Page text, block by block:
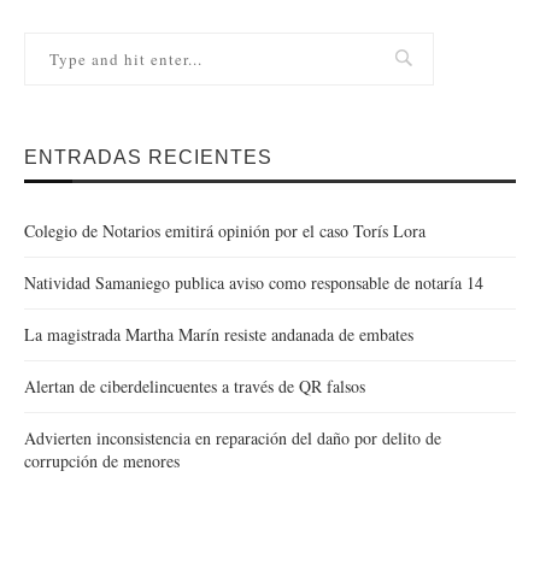
ENTRADAS RECIENTES
Colegio de Notarios emitirá opinión por el caso Torís Lora
Natividad Samaniego publica aviso como responsable de notaría 14
La magistrada Martha Marín resiste andanada de embates
Alertan de ciberdelincuentes a través de QR falsos
Advierten inconsistencia en reparación del daño por delito de
corrupción de menores